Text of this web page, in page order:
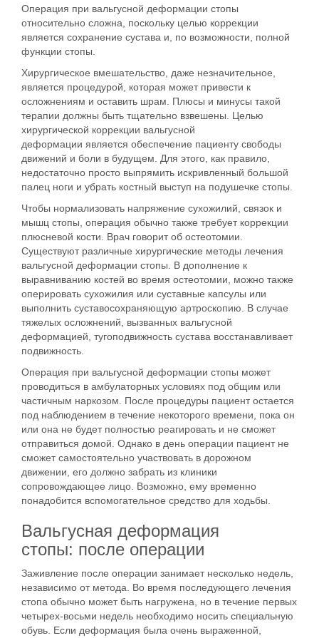
Операция при вальгусной деформации стопы
относительно сложна, поскольку целью коррекции
является сохранение сустава и, по возможности, полной
функции стопы.
Хирургическое вмешательство, даже незначительное,
является процедурой, которая может привести к
осложнениям и оставить шрам. Плюсы и минусы такой
терапии должны быть тщательно взвешены. Целью
хирургической коррекции вальгусной
деформации является обеспечение пациенту свободы
движений и боли в будущем. Для этого, как правило,
недостаточно просто выпрямить искривленный большой
палец ноги и убрать костный выступ на подушечке стопы.
Чтобы нормализовать напряжение сухожилий, связок и
мышц стопы, операция обычно также требует коррекции
плюсневой кости. Врач говорит об остеотомии.
Существуют различные хирургические методы лечения
вальгусной деформации стопы. В дополнение к
выравниванию костей во время остеотомии, можно также
оперировать сухожилия или суставные капсулы или
выполнить суставосохраняющую артроскопию. В случае
тяжелых осложнений, вызванных вальгусной
деформацией, тугоподвижность сустава восстанавливает
подвижность.
Операция при вальгусной деформации стопы может
проводиться в амбулаторных условиях под общим или
частичным наркозом. После процедуры пациент остается
под наблюдением в течение некоторого времени, пока он
или она не будет полностью реагировать и не сможет
отправиться домой. Однако в день операции пациент не
сможет самостоятельно участвовать в дорожном
движении, его должно забрать из клиники
сопровождающее лицо. Возможно, ему временно
понадобится вспомогательное средство для ходьбы.
Вальгусная деформация
стопы: после операции
Заживление после операции занимает несколько недель,
независимо от метода. Во время последующего лечения
стопа обычно может быть нагружена, но в течение первых
четырех-восьми недель необходимо носить специальную
обувь. Если деформация была очень выраженной,